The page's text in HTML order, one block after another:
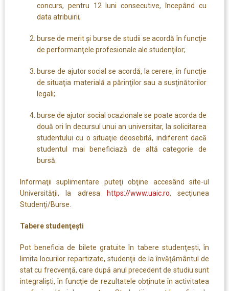
concurs, pentru 12 luni consecutive, începând cu
data atribuirii;
burse de merit şi burse de studii se acordă în funcţie
de performanţele profesionale ale studenţilor;
burse de ajutor social se acordă, la cerere, în funcţie
de situaţia materială a părinţilor sau a susţinătorilor
legali;
burse de ajutor social ocazionale se poate acorda de
două ori în decursul unui an universitar, la solicitarea
studentului cu o situaţie deosebită, indiferent dacă
studentul mai beneficiază de altă categorie de
bursă.
Informaţii suplimentare puteţi obţine accesând site-ul
Universităţii, la adresa https://www.uaic.ro, secţiunea
Studenţi/Burse.
Tabere studenţeşti
Pot beneficia de bilete gratuite în tabere studenţeşti, în
limita locurilor repartizate, studenţii de la învăţământul de
stat cu frecvență, care după anul precedent de studiu sunt
integralişti, în funcţie de rezultatele obţinute în activitatea